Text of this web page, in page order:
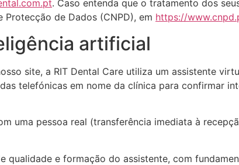
. Caso entenda que o tratamento dos
de Dados (CNPD), em https://
artificial
site, a RIT Dental Care utiliza um assistente
telefónicas em nome da clínica para confirmar
uma pessoa real (transferência imediata à
qualidade e formação do assistente, com